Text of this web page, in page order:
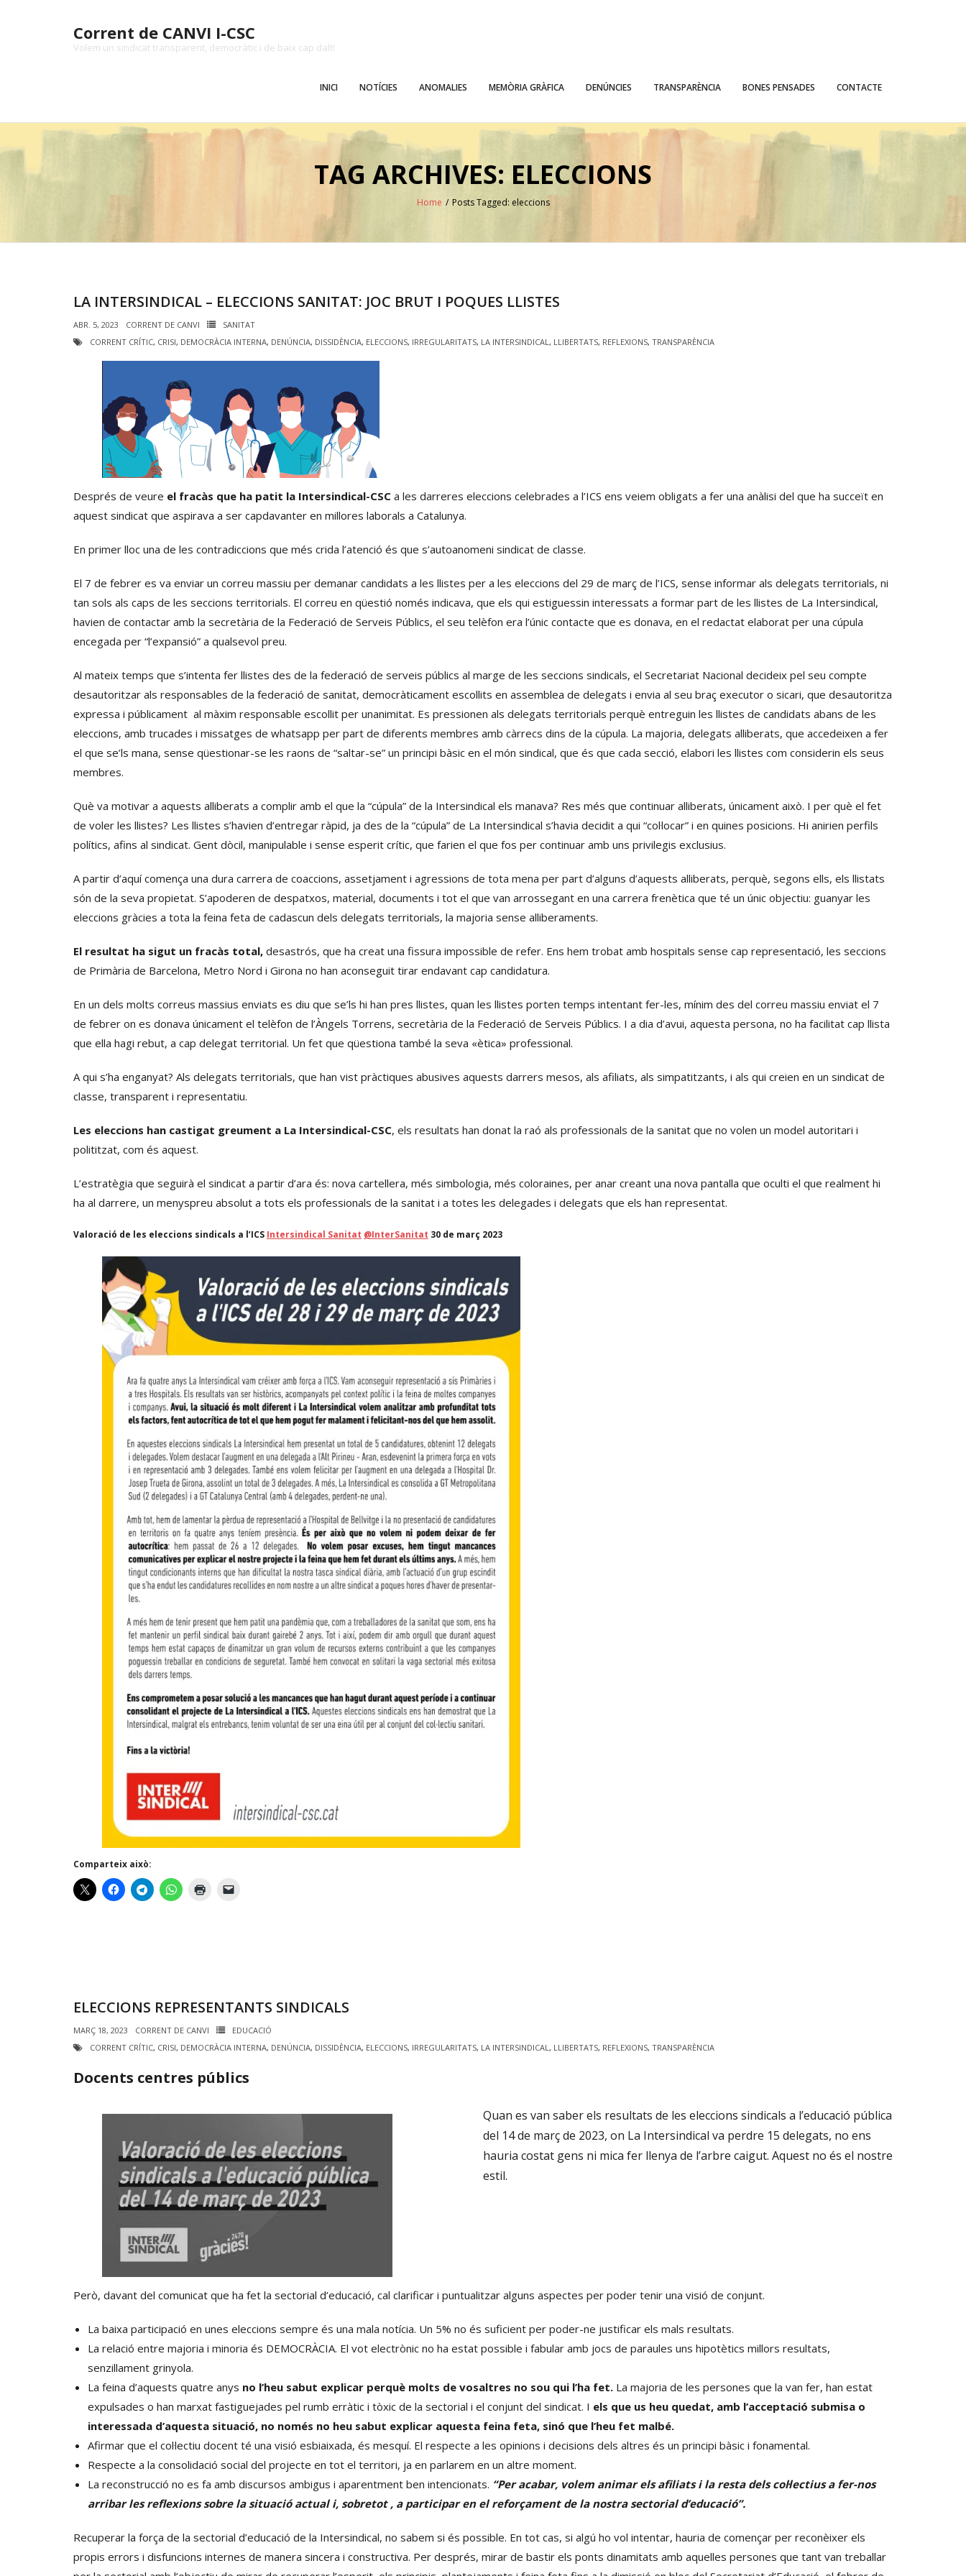
Corrent de CANVI I-CSC
Volem un sindicat transparent, democràtic i de baix cap dalt!
INICI NOTÍCIES ANOMALIES MEMÒRIA GRÀFICA DENÚNCIES TRANSPARÈNCIA BONES PENSADES CONTACTE
TAG ARCHIVES: ELECCIONS
Home / Posts Tagged: eleccions
LA INTERSINDICAL – ELECCIONS SANITAT: JOC BRUT I POQUES LLISTES
ABR. 5, 2023 CORRENT DE CANVI
SANITAT
CORRENT CRÍTIC, CRISI, DEMOCRÀCIA INTERNA, DENÚNCIA, DISSIDÈNCIA, ELECCIONS, IRREGULARITATS, LA INTERSINDICAL, LLIBERTATS, REFLEXIONS, TRANSPARÈNCIA
Després de veure el fracàs que ha patit la Intersindical-CSC a les darreres eleccions celebrades a l’ICS ens veiem obligats a fer una anàlisi del que ha succeït en
aquest sindicat que aspirava a ser capdavanter en millores laborals a Catalunya.
En primer lloc una de les contradiccions que més crida l’atenció és que s’autoanomeni sindicat de classe.
El 7 de febrer es va enviar un correu massiu per demanar candidats a les llistes per a les eleccions del 29 de març de l’ICS, sense informar als delegats territorials, ni
tan sols als caps de les seccions territorials. El correu en qüestió només indicava, que els qui estiguessin interessats a formar part de les llistes de La Intersindical,
havien de contactar amb la secretària de la Federació de Serveis Públics, el seu telèfon era l’únic contacte que es donava, en el redactat elaborat per una cúpula
encegada per “l’expansió” a qualsevol preu.
Al mateix temps que s’intenta fer llistes des de la federació de serveis públics al marge de les seccions sindicals, el Secretariat Nacional decideix pel seu compte
desautoritzar als responsables de la federació de sanitat, democràticament escollits en assemblea de delegats i envia al seu braç executor o sicari, que desautoritza
expressa i públicament al màxim responsable escollit per unanimitat. Es pressionen als delegats territorials perquè entreguin les llistes de candidats abans de les
eleccions, amb trucades i missatges de whatsapp per part de diferents membres amb càrrecs dins de la cúpula. La majoria, delegats alliberats, que accedeixen a fer
el que se’ls mana, sense qüestionar-se les raons de “saltar-se” un principi bàsic en el món sindical, que és que cada secció, elabori les llistes com considerin els seus
membres.
Què va motivar a aquests alliberats a complir amb el que la “cúpula” de la Intersindical els manava? Res més que continuar alliberats, únicament això. I per què el fet
de voler les llistes? Les llistes s’havien d’entregar ràpid, ja des de la “cúpula” de La Intersindical s’havia decidit a qui “col·locar” i en quines posicions. Hi anirien perfils
polítics, afins al sindicat. Gent dòcil, manipulable i sense esperit crític, que farien el que fos per continuar amb uns privilegis exclusius.
A partir d’aquí comença una dura carrera de coaccions, assetjament i agressions de tota mena per part d’alguns d’aquests alliberats, perquè, segons ells, els llistats
són de la seva propietat. S’apoderen de despatxos, material, documents i tot el que van arrossegant en una carrera frenètica que té un únic objectiu: guanyar les
eleccions gràcies a tota la feina feta de cadascun dels delegats territorials, la majoria sense alliberaments.
El resultat ha sigut un fracàs total, desastrós, que ha creat una fissura impossible de refer. Ens hem trobat amb hospitals sense cap representació, les seccions
de Primària de Barcelona, Metro Nord i Girona no han aconseguit tirar endavant cap candidatura.
En un dels molts correus massius enviats es diu que se’ls hi han pres llistes, quan les llistes porten temps intentant fer-les, mínim des del correu massiu enviat el 7
de febrer on es donava únicament el telèfon de l’Àngels Torrens, secretària de la Federació de Serveis Públics. I a dia d’avui, aquesta persona, no ha facilitat cap llista
que ella hagi rebut, a cap delegat territorial. Un fet que qüestiona també la seva «ètica» professional.
A qui s’ha enganyat? Als delegats territorials, que han vist pràctiques abusives aquests darrers mesos, als afiliats, als simpatitzants, i als qui creien en un sindicat de
classe, transparent i representatiu.
Les eleccions han castigat greument a La Intersindical-CSC, els resultats han donat la raó als professionals de la sanitat que no volen un model autoritari i
polititzat, com és aquest.
L’estratègia que seguirà el sindicat a partir d’ara és: nova cartellera, més simbologia, més coloraines, per anar creant una nova pantalla que oculti el que realment hi
ha al darrere, un menyspreu absolut a tots els professionals de la sanitat i a totes les delegades i delegats que els han representat.
Valoració de les eleccions sindicals a l’ICS Intersindical Sanitat @InterSanitat 30 de març 2023
Comparteix això:
ELECCIONS REPRESENTANTS SINDICALS
MARÇ 18, 2023 CORRENT DE CANVI
EDUCACIÓ
CORRENT CRÍTIC, CRISI, DEMOCRÀCIA INTERNA, DENÚNCIA, DISSIDÈNCIA, ELECCIONS, IRREGULARITATS, LA INTERSINDICAL , LLIBERTATS, REFLEXIONS, TRANSPARÈNCIA
Docents centres públics
Quan es van saber els resultats de les eleccions sindicals a l’educació pública
del 14 de març de 2023, on La Intersindical va perdre 15 delegats, no ens
hauria costat gens ni mica fer llenya de l’arbre caigut. Aquest no és el nostre
estil.
Però, davant del comunicat que ha fet la sectorial d’educació, cal clarificar i puntualitzar alguns aspectes per poder tenir una visió de conjunt.
La baixa participació en unes eleccions sempre és una mala notícia. Un 5% no és suficient per poder-ne justificar els mals resultats.
La relació entre majoria i minoria és DEMOCRÀCIA. El vot electrònic no ha estat possible i fabular amb jocs de paraules uns hipotètics millors resultats,
senzillament grinyola.
La feina d’aquests quatre anys no l’heu sabut explicar perquè molts de vosaltres no sou qui l’ha fet. La majoria de les persones que la van fer, han estat
expulsades o han marxat fastiguejades pel rumb erràtic i tòxic de la sectorial i el conjunt del sindicat. I els que us heu quedat, amb l’acceptació submisa o
interessada d’aquesta situació, no només no heu sabut explicar aquesta feina feta, sinó que l’heu fet malbé.
Afirmar que el col·lectiu docent té una visió esbiaixada, és mesquí. El respecte a les opinions i decisions dels altres és un principi bàsic i fonamental.
Respecte a la consolidació social del projecte en tot el territori, ja en parlarem en un altre moment.
La reconstrucció no es fa amb discursos ambigus i aparentment ben intencionats. “Per acabar, volem animar els afiliats i la resta dels col·lectius a fer-nos
arribar les reflexions sobre la situació actual i, sobretot , a participar en el reforçament de la nostra sectorial d’educació”.
Recuperar la força de la sectorial d’educació de la Intersindical, no sabem si és possible. En tot cas, si algú ho vol intentar, hauria de començar per reconèixer els
propis errors i disfuncions internes de manera sincera i constructiva. Per després, mirar de bastir els ponts dinamitats amb aquelles persones que tant van treballar